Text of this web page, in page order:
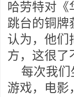
哈劳特对《
跳台的铜牌
认为，他们
方，这很了
每次我
游戏，电影